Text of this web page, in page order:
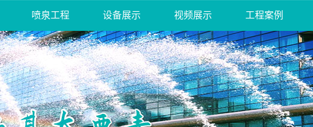
喷泉工程 设备展示 视频展示 工程案例